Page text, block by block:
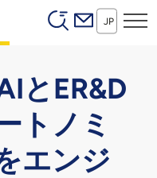
Header
JP
とER&D
トノミ
エンジ